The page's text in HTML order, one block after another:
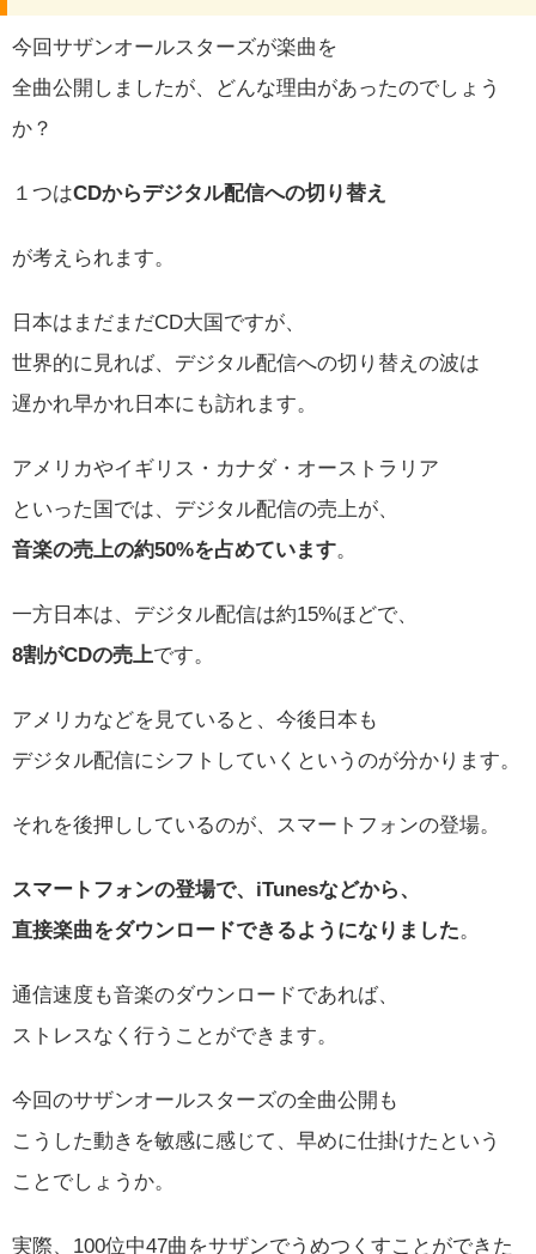
今回サザンオールスターズが楽曲を
全曲公開しましたが、どんな理由があったのでしょう
か？
１つはCDからデジタル配信への切り替え
が考えられます。
日本はまだまだCD大国ですが、
世界的に見れば、デジタル配信への切り替えの波は
遅かれ早かれ日本にも訪れます。
アメリカやイギリス・カナダ・オーストラリア
といった国では、デジタル配信の売上が、
音楽の売上の約50%を占めています。
一方日本は、デジタル配信は約15%ほどで、
8割がCDの売上です。
アメリカなどを見ていると、今後日本も
デジタル配信にシフトしていくというのが分かります。
それを後押ししているのが、スマートフォンの登場。
スマートフォンの登場で、iTunesなどから、
直接楽曲をダウンロードできるようになりました。
通信速度も音楽のダウンロードであれば、
ストレスなく行うことができます。
今回のサザンオールスターズの全曲公開も
こうした動きを敏感に感じて、早めに仕掛けたという
ことでしょうか。
実際、100位中47曲をサザンでうめつくすことができた